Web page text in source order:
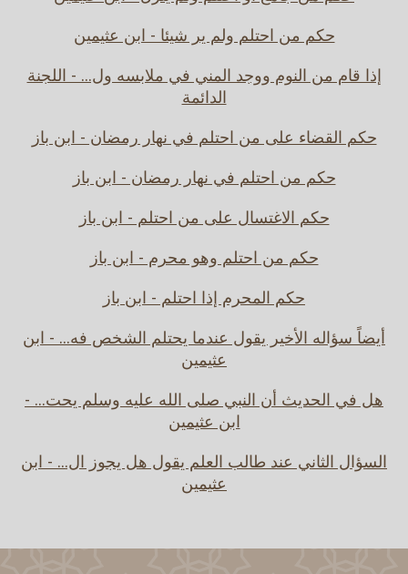
حكم من احتلم ولم ير شيئا - ابن عثيمين
إذا قام من النوم ووجد المني في ملابسه ول... - اللجنة
الدائمة
حكم القضاء على من احتلم في نهار رمضان - ابن باز
حكم من احتلم في نهار رمضان - ابن باز
حكم الاغتسال على من احتلم - ابن باز
حكم من احتلم وهو محرم - ابن باز
حكم المحرم إذا احتلم - ابن باز
أيضاً سؤاله الأخير يقول عندما يحتلم الشخص فه... - ابن
عثيمين
هل في الحديث أن النبي صلى الله عليه وسلم يحت... -
ابن عثيمين
السؤال الثاني عند طالب العلم يقول هل يجوز ال... - ابن
عثيمين